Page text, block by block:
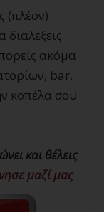
(πλέον)
ακόμα
bar,
κοπέλα σου
και θέλεις
μαζί μας